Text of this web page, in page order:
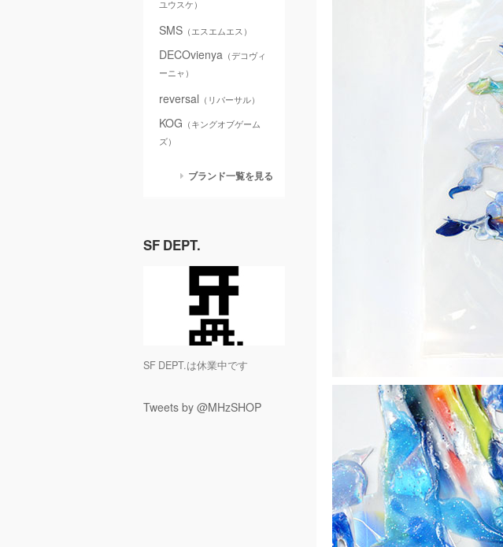
ユウスケ）
SMS （エスエムエス）
DECOvienya （デコヴィ
ーニャ）
reversal （リバーサル）
KOG （キングオブゲーム
ズ）
ブランド一覧を見る
SF DEPT.
SF DEPT.は休業中です
Tweets by @MHzSHOP